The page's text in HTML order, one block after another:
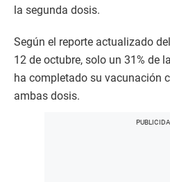
la segunda dosis.
Según el reporte actualizado
12 de octubre, solo un 31% de
ha completado su vacunación
ambas dosis.